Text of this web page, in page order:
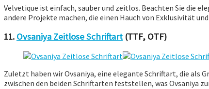
Velvetique ist einfach, sauber und zeitlos. Beachten Sie die
andere Projekte machen, die einen Hauch von Exklusivität
11. Ovsaniya Zeitlose Schriftart (TTF, OTF)
Zuletzt haben wir Ovsaniya, eine elegante Schriftart, die als
zwischen den beiden Schriftarten feststellen, was Ovsaniya